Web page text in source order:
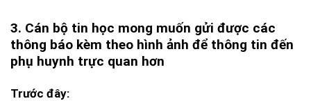
3. Cán bộ tin học mong muốn gửi được các
thông báo kèm theo hình ảnh để thông tin đến
phụ huynh trực quan hơn
Trước đây: